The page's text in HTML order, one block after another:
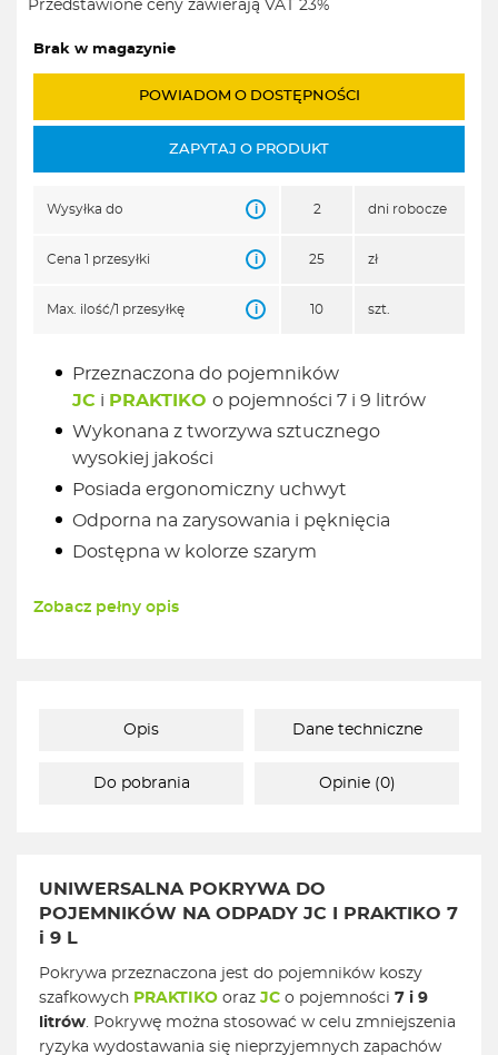
Przedstawione ceny zawierają VAT 23%
Brak w magazynie
POWIADOM O DOSTĘPNOŚCI
ZAPYTAJ O PRODUKT
Wysyłka do i 2 dni robocze
Cena 1 przesyłki i 25 zł
Max. ilość/1 przesyłkę i 10 szt.
Przeznaczona do pojemników
JC i PRAKTIKO o pojemności 7 i 9 litrów
Wykonana z tworzywa sztucznego
wysokiej jakości
Posiada ergonomiczny uchwyt
Odporna na zarysowania i pęknięcia
Dostępna w kolorze szarym
Zobacz pełny opis
Opis Dane techniczne
Do pobrania Opinie (0)
UNIWERSALNA POKRYWA DO
POJEMNIKÓW NA ODPADY JC I PRAKTIKO 7
i 9 L
Pokrywa przeznaczona jest do pojemników koszy
szafkowych PRAKTIKO oraz JC o pojemności 7 i 9
litrów. Pokrywę można stosować w celu zmniejszenia
ryzyka wydostawania się nieprzyjemnych zapachów